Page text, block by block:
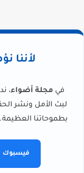
لأننا
في مجلة أضواء،
لبث الأمل ونشر
بطموحاتنا
فيسبوك